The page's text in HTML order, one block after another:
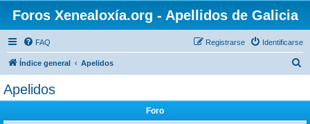
Foros Xenealoxía.org - Apellidos de Galicia
FAQ Identificarse
Registrarse
Índice general Apelidos
Apelidos
Foro